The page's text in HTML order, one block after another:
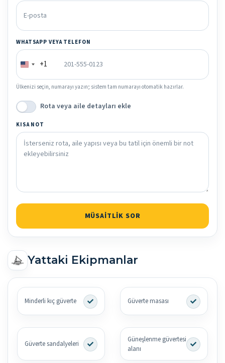
WHATSAPP VEYA TELEFON
+1
Ülkenizi seçin, numarayı yazın; sistem tam numarayı otomatik hazırlar.
Rota veya aile detayları ekle
KISA NOT
MÜSAITLIK SOR
Yattaki Ekipmanlar
Minderli kıç güverte Güverte masası
Güverte sandalyeleri
Güneşlenme güvertesi
alanı